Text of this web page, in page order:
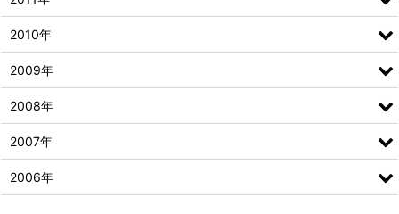
2010年
2009年
2008年
2007年
2006年